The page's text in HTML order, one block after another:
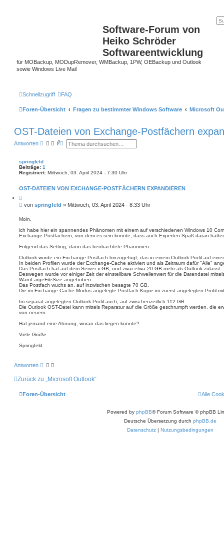
Software-Forum von
Heiko Schröder
Softwareentwicklung
für MOBackup, MODupRemover, WMBackup, 1PW, OEBackup und Outlook
sowie Windows Live Mail
Schnellzugriff FAQ
Foren-Übersicht Fragen zu bestimmter Windows Software Microsoft
OST-Dateien von Exchange-Postfächern
Antworten
S E
t
t
u
springfeld
Beiträge: 1
Registriert: Mittwoch, 03. April 2024 - 7:30 Uhr
OST-DATEIEN VON EXCHANGE-POSTFÄCHERN EXPANDIEREN
i
t
e
e
n
B
i
r
a
g
von springfeld » Mittwoch, 03. April 2024 - 8:33 Uhr
Moin,
ich habe hier ein spannendes Phänomen mit einem auf verschiedenen Windows 10
Exchange-Postfächern, von dem es sein könnte, dass auch Experten Spaß daran
Folgend das Setting, dann das beobachtete Phänomen:
Outlook wurde ein Exchange-Postfach hinzugefügt, das in einem Outlook-Profil auf
In beiden Profilen wurde der Exchange-Cache aktiviert und als Zeitraum dafür "Alle"
Das Postfach hat auf dem Server x GB, und zwar etwa 20 GB mehr als Outlook zulässt.
Deswegen wurde vor einiger Zeit der einstellbare Schwellenwert für die Datendatei
WarnLargeFileSize angehoben.
Das Postfach wuchs an, auf inzwischen besagte 70 GB.
Die im Exchange Cache-Modus angelegte Postfach-Kopie im zuerst angelegten Profil
Im separat angelegten Outlook-Profil auch, auf zwischenzeitlich 112 GB.
Die Outlook OST-Datei kann mittels Reparatur auf die Größe geschrumpft werden, die
von neuem.
Hat jemand eine Ahnung, woran das liegen könnte?
Viele Grüße
Springfeld
Antworten
Zurück zu „Microsoft Outlook“
Foren-Übersicht Alle
Powered by phpBB® Forum Software © phpBB
Deutsche Übersetzung durch phpBB.de
Datenschutz | Nutzungsbedingungen